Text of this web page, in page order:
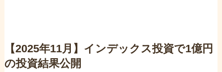
【2025年11月】インデックス投資で1億円
の投資結果公開